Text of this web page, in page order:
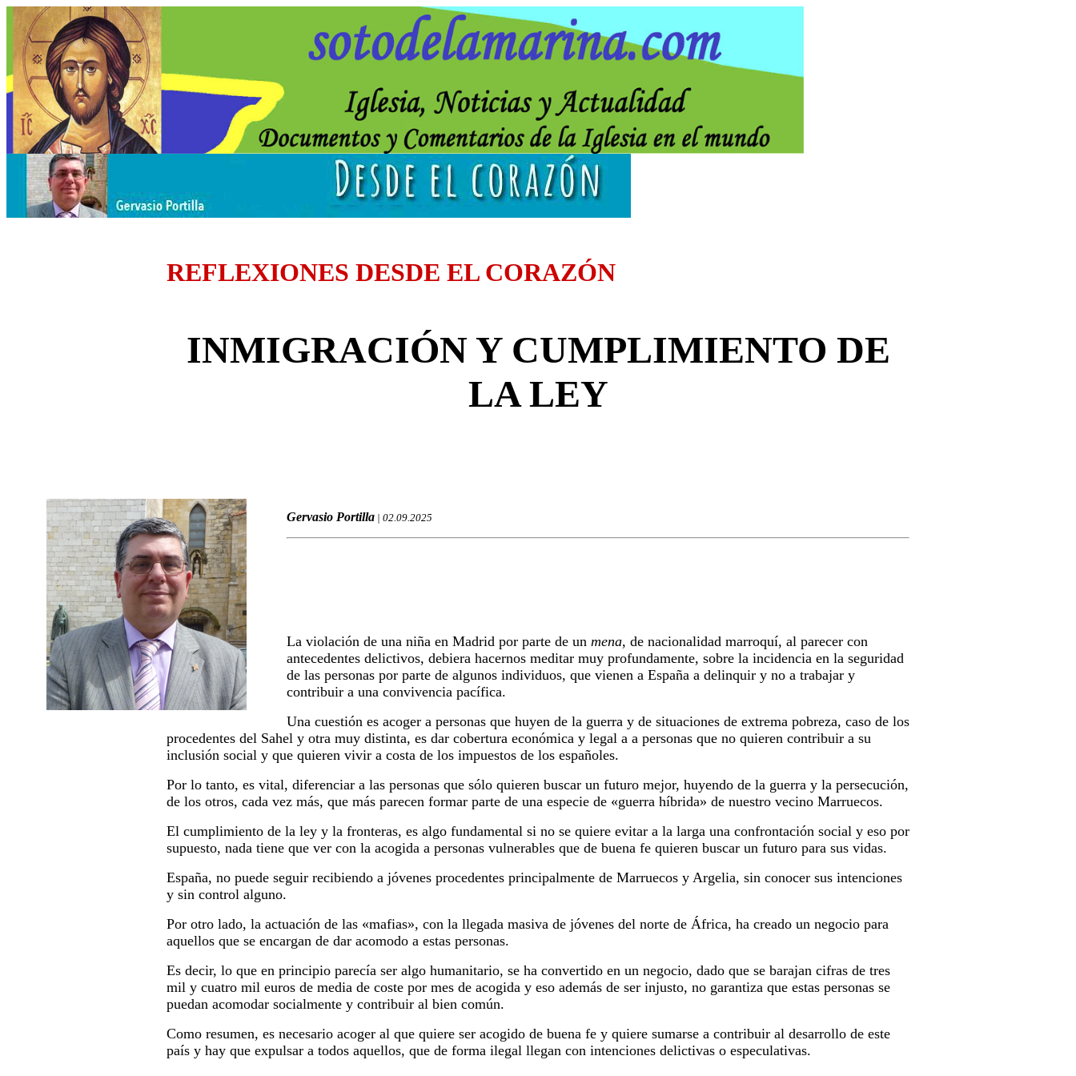
REFLEXIONES DESDE EL CORAZÓN
INMIGRACIÓN Y CUMPLIMIENTO DE
LA LEY
Gervasio Portilla | 02.09.2025
La violación de una niña en Madrid por parte de un mena, de nacionalidad marroquí, al parecer con
antecedentes delictivos, debiera hacernos meditar muy profundamente, sobre la incidencia en la seguridad
de las personas por parte de algunos individuos, que vienen a España a delinquir y no a trabajar y
contribuir a una convivencia pacífica.
Una cuestión es acoger a personas que huyen de la guerra y de situaciones de extrema pobreza, caso de los
procedentes del Sahel y otra muy distinta, es dar cobertura económica y legal a a personas que no quieren contribuir a su
inclusión social y que quieren vivir a costa de los impuestos de los españoles.
Por lo tanto, es vital, diferenciar a las personas que sólo quieren buscar un futuro mejor, huyendo de la guerra y la persecución,
de los otros, cada vez más, que más parecen formar parte de una especie de «guerra híbrida» de nuestro vecino Marruecos.
El cumplimiento de la ley y la fronteras, es algo fundamental si no se quiere evitar a la larga una confrontación social y eso por
supuesto, nada tiene que ver con la acogida a personas vulnerables que de buena fe quieren buscar un futuro para sus vidas.
España, no puede seguir recibiendo a jóvenes procedentes principalmente de Marruecos y Argelia, sin conocer sus intenciones
y sin control alguno.
Por otro lado, la actuación de las «mafias», con la llegada masiva de jóvenes del norte de África, ha creado un negocio para
aquellos que se encargan de dar acomodo a estas personas.
Es decir, lo que en principio parecía ser algo humanitario, se ha convertido en un negocio, dado que se barajan cifras de tres
mil y cuatro mil euros de media de coste por mes de acogida y eso además de ser injusto, no garantiza que estas personas se
puedan acomodar socialmente y contribuir al bien común.
Como resumen, es necesario acoger al que quiere ser acogido de buena fe y quiere sumarse a contribuir al desarrollo de este
país y hay que expulsar a todos aquellos, que de forma ilegal llegan con intenciones delictivas o especulativas.